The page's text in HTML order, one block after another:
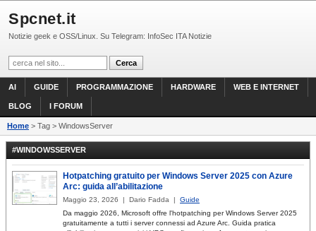
Spcnet.it
Notizie geek e OSS/Linux. Su Telegram: InfoSec ITA Notizie
AI GUIDE PROGRAMMAZIONE HARDWARE WEB E INTERNET
BLOG I FORUM
Home > Tag > WindowsServer
#WINDOWSSERVER
Hotpatching gratuito per Windows Server 2025 con Azure
Arc: guida all’abilitazione
Maggio 23, 2026 | Dario Fadda | Guide
Da maggio 2026, Microsoft offre l'hotpatching per Windows Server 2025
gratuitamente a tutti i server connessi ad Azure Arc. Guida pratica